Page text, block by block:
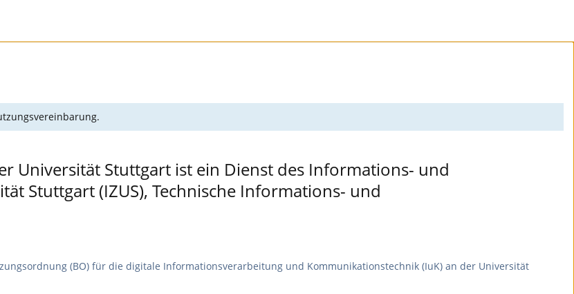
Universität Stuttgart ist ein Dienst des Informations- und
Stuttgart (IZUS), Technische Informations- und
(BO) für die digitale Informationsverarbeitung und Kommunikationstechnik (IuK) an der Universität